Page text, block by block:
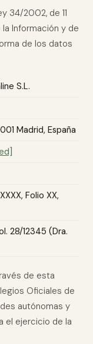
34/2002, de 11
Información y de
de los datos
S.L.
Madrid, España
Folio XX,
28/12345 (Dra.
de esta
Oficiales de
autónomas y
el ejercicio de la